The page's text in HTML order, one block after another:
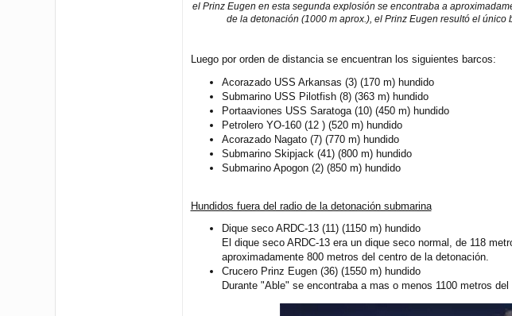
el Prinz Eugen en esta segunda explosión se encontraba a
de la detonación (1000 m aprox.), el Prinz Eugen resultó el
Luego por orden de distancia se encuentran los siguientes barcos:
Acorazado USS Arkansas (3) (170 m) hundido
Submarino USS Pilotfish (8) (363 m) hundido
Portaaviones USS Saratoga (10) (450 m) hundido
Petrolero YO-160 (12 ) (520 m) hundido
Acorazado Nagato (7) (770 m) hundido
Submarino Skipjack (41) (800 m) hundido
Submarino Apogon (2) (850 m) hundido
Hundidos fuera del radio de la detonación submarina
Dique seco ARDC-13 (11) (1150 m) hundido
El dique seco ARDC-13 era un dique seco normal, de 118
aproximadamente 800 metros del centro de la detonación.
Crucero Prinz Eugen (36) (1550 m) hundido
Durante "Able" se encontraba a mas o menos 1100 metros del